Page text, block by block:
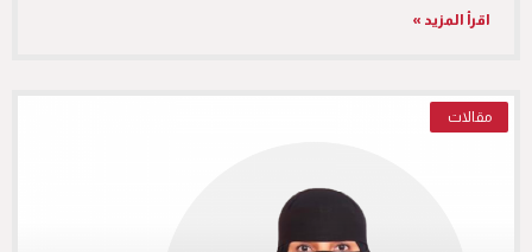
اقرأ المزيد »
مقالات